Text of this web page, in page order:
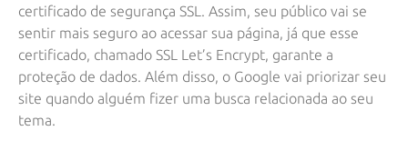
certificado de segurança SSL. Assim, seu público vai se
sentir mais seguro ao acessar sua página, já que esse
certificado, chamado SSL Let’s Encrypt, garante a
proteção de dados. Além disso, o Google vai priorizar seu
site quando alguém fizer uma busca relacionada ao seu
tema.